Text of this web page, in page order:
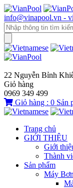
info@vinapool.vn -
22 Nguyễn Bỉnh
Giỏ hàng
0969 349 499
Giỏ hàng : 0 Sản
Trang chủ
GIỚI THIỆU
Giới
Thành
Sản phẩm
Máy